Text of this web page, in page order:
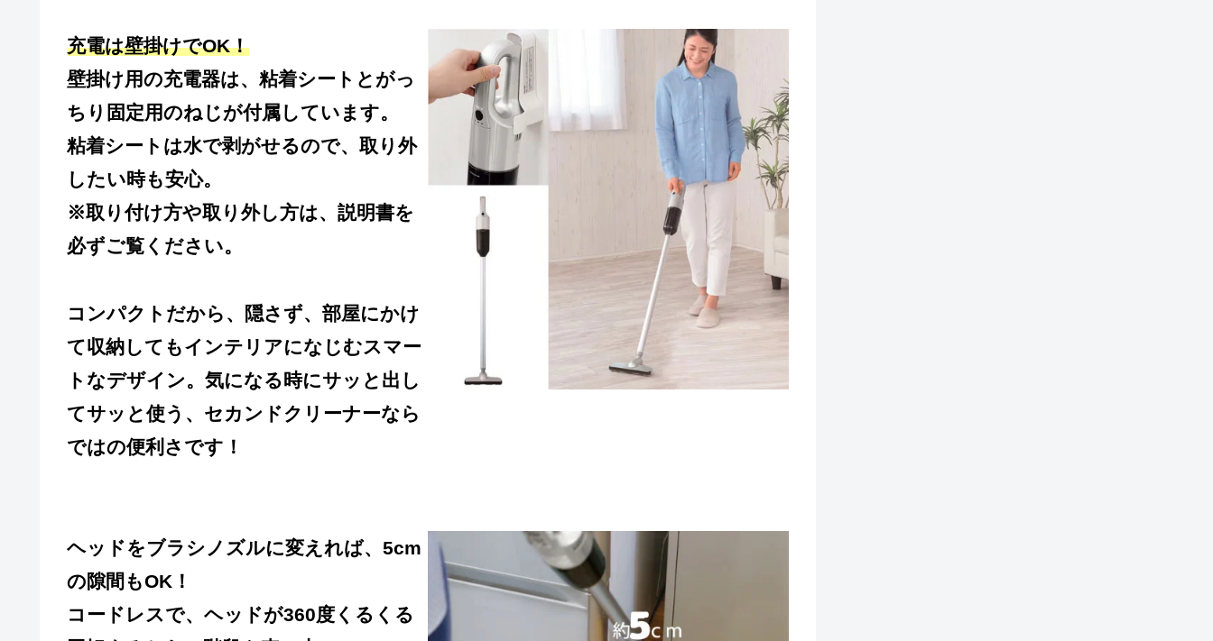
充電は壁掛けでOK！
壁掛け用の充電器は、粘着シートとがっ
ちり固定用のねじが付属しています。
粘着シートは水で剥がせるので、取り外
したい時も安心。
※取り付け方や取り外し方は、説明書を
必ずご覧ください。
コンパクトだから、隠さず、部屋にかけ
て収納してもインテリアになじむスマー
トなデザイン。気になる時にサッと出し
てサッと使う、セカンドクリーナーなら
ではの便利さです！
ヘッドをブラシノズルに変えれば、5cm
の隙間もOK！
コードレスで、ヘッドが360度くるくる